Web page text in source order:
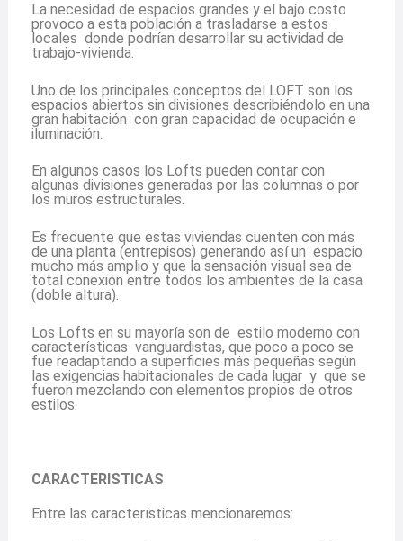
La necesidad de espacios grandes y el bajo costo
provoco a esta población a trasladarse a estos
locales donde podrían desarrollar su actividad de
trabajo-vivienda.
Uno de los principales conceptos del LOFT son los
espacios abiertos sin divisiones describiéndolo en una
gran habitación con gran capacidad de ocupación e
iluminación.
En algunos casos los Lofts pueden contar con
algunas divisiones generadas por las columnas o por
los muros estructurales.
Es frecuente que estas viviendas cuenten con más
de una planta (entrepisos) generando así un espacio
mucho más amplio y que la sensación visual sea de
total conexión entre todos los ambientes de la casa
(doble altura).
Los Lofts en su mayoría son de estilo moderno con
características vanguardistas, que poco a poco se
fue readaptando a superficies más pequeñas según
las exigencias habitacionales de cada lugar y que se
fueron mezclando con elementos propios de otros
estilos.
CARACTERISTICAS
Entre las características mencionaremos: